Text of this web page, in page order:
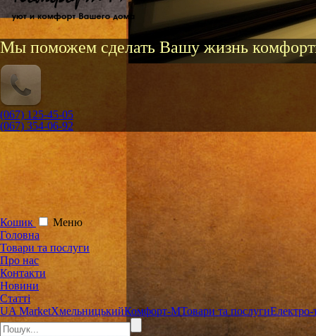
Мы поможем сделать Вашу жизнь
(067) 125-45-05
(067) 354-06-92
Кошик
Меню
Головна
Товари та послуги
Про нас
Контакти
Новини
Статті
UA MarketХмельницькийКомфорт-МТовари та послугиЕлектро-